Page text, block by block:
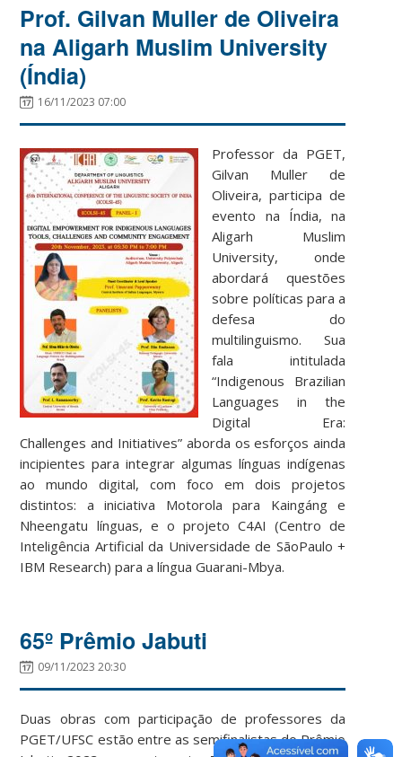
Prof. Gilvan Muller de Oliveira
na Aligarh Muslim University
(Índia)
16/11/2023 07:00
Professor da PGET,
Gilvan Muller de
Oliveira, participa de
evento na Índia, na
Aligarh Muslim
University, onde
abordará questões
sobre políticas para a
defesa do
multilinguismo. Sua
fala intitulada
“Indigenous Brazilian
Languages in the
Digital Era:
Challenges and Initiatives” aborda os esforços ainda
incipientes para integrar algumas línguas indígenas
ao mundo digital, com foco em dois projetos
distintos: a iniciativa Motorola para Kaingáng e
Nheengatu línguas, e o projeto C4AI (Centro de
Inteligência Artificial da Universidade de SãoPaulo +
IBM Research) para a língua Guarani-Mbya.
65º Prêmio Jabuti
09/11/2023 20:30
Duas obras com participação de professores da
PGET/UFSC estão entre as semifinalistas do Prêmio